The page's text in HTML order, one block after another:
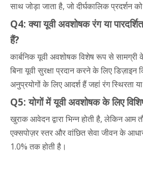
साथ जोड़ा जाता है, जो दीर्घकालिक प्रदर्शन
Q4: क्या यूवी अवशोषक रंग या
हैं?
कार्बनिक यूवी अवशोषक विशेष रूप से
बिना यूवी सुरक्षा प्रदान करने के लिए
अनुप्रयोगों के लिए आदर्श हैं जहां रंग स्थिरता
Q5: योगों में यूवी अवशोषक के लिए
खुराक आवेदन द्वारा भिन्न होती है, लेकिन आम
एक्सपोज़र स्तर और वांछित सेवा जीवन के
1.0% तक होती है।